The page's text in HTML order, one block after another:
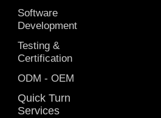
Software
Development
Testing &
Certification
ODM - OEM
Quick Turn
Services